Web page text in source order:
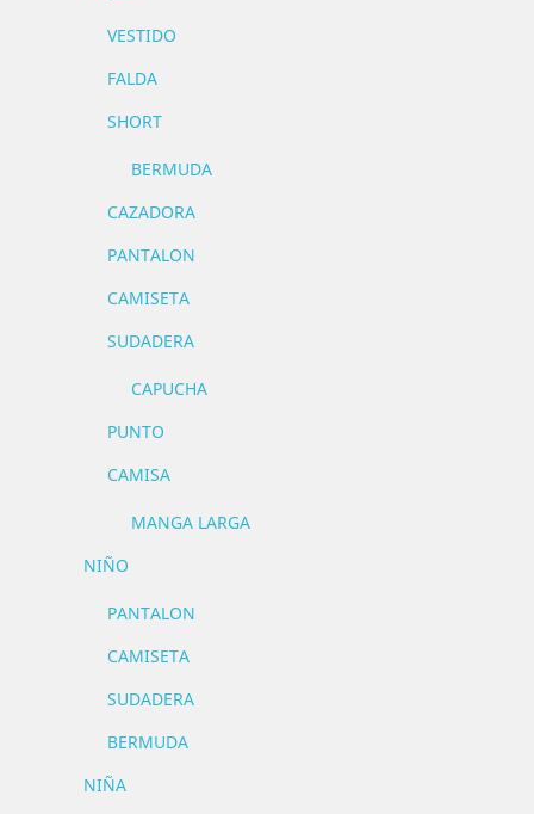
VESTIDO
FALDA
SHORT
BERMUDA
CAZADORA
PANTALON
CAMISETA
SUDADERA
CAPUCHA
PUNTO
CAMISA
MANGA LARGA
NIÑO
PANTALON
CAMISETA
SUDADERA
BERMUDA
NIÑA